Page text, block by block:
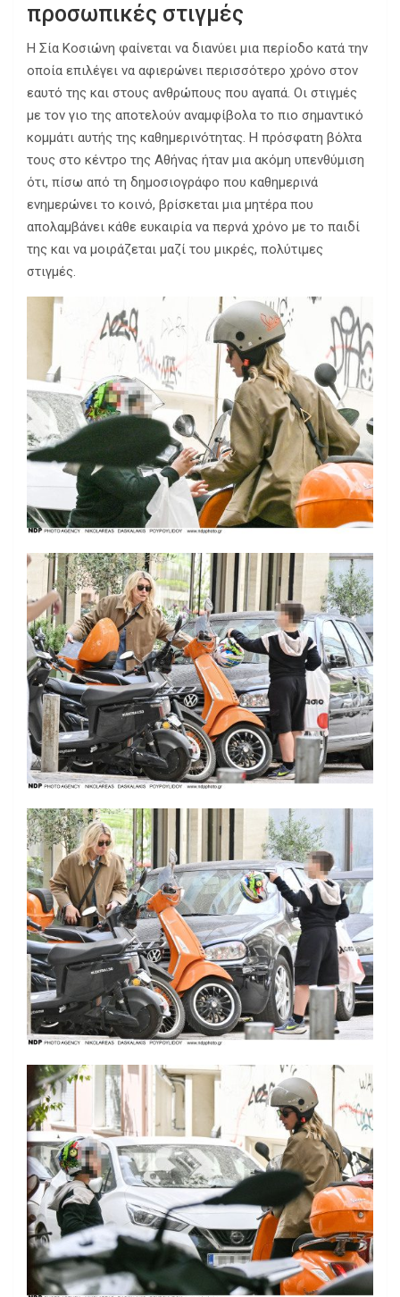
προσωπικές στιγμές
Η Σία Κοσιώνη φαίνεται να διανύει μια περίοδο κατά την
οποία επιλέγει να αφιερώνει περισσότερο χρόνο στον
εαυτό της και στους ανθρώπους που αγαπά. Οι στιγμές
με τον γιο της αποτελούν αναμφίβολα το πιο σημαντικό
κομμάτι αυτής της καθημερινότητας. Η πρόσφατη βόλτα
τους στο κέντρο της Αθήνας ήταν μια ακόμη υπενθύμιση
ότι, πίσω από τη δημοσιογράφο που καθημερινά
ενημερώνει το κοινό, βρίσκεται μια μητέρα που
απολαμβάνει κάθε ευκαιρία να περνά χρόνο με το παιδί
της και να μοιράζεται μαζί του μικρές, πολύτιμες
στιγμές.